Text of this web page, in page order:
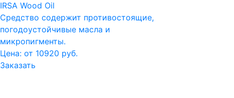
IRSA Wood Oil
Средство содержит противостоящие,
погодоустойчивые масла и
микропигменты.
Цена: от 10920 руб.
Заказать